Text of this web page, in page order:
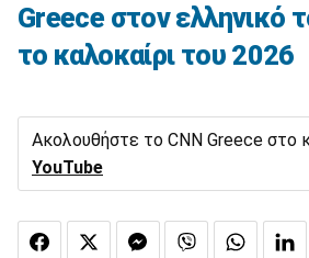
Greece στον ελληνικό
το καλοκαίρι του 2026
Ακολουθήστε το CNN Greece στο
YouTube